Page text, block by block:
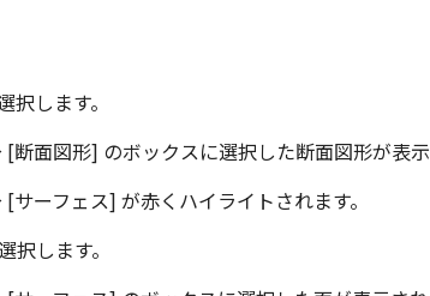
します。
断面図形] のボックスに選択した断面図形が表
サーフェス] が赤くハイライトされます。
します。